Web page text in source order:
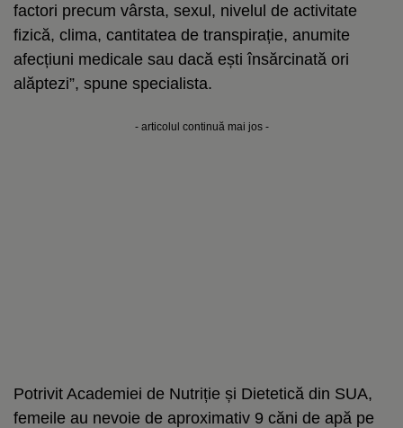
factori precum vârsta, sexul, nivelul de activitate
fizică, clima, cantitatea de transpirație, anumite
afecțiuni medicale sau dacă ești însărcinată ori
alăptezi”, spune specialista.
- articolul continuă mai jos -
Potrivit Academiei de Nutriție și Dietetică din SUA,
femeile au nevoie de aproximativ 9 căni de apă pe